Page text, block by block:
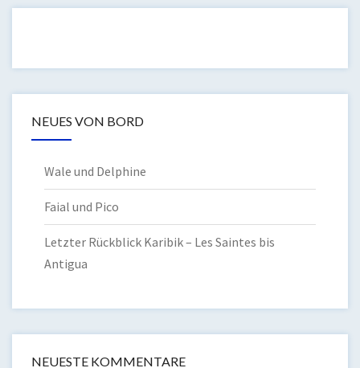
NEUES VON BORD
Wale und Delphine
Faial und Pico
Letzter Rückblick Karibik – Les Saintes bis
Antigua
NEUESTE KOMMENTARE